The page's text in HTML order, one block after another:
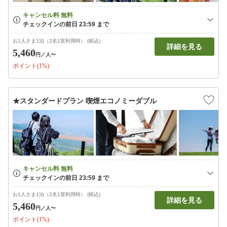
お1人さま1泊（2名1室利用時） (税込)
5,460円 ／人〜
ポイント(1%)
詳細を見る
★スタンダードプラン 喫煙エコノミーダブル
お1人さま1泊（2名1室利用時） (税込)
5,460円 ／人〜
ポイント(1%)
詳細を見る